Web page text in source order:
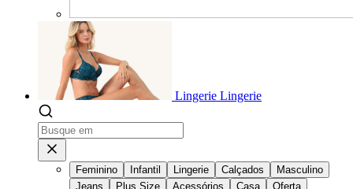
Lingerie Lingerie
Feminino Infantil Lingerie Calçados
Masculino
Jeans
Plus Size Acessórios Casa Oferta